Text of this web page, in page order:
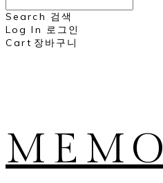
Search 검색
Log In 로그인
Cart 장바구니
MEMO